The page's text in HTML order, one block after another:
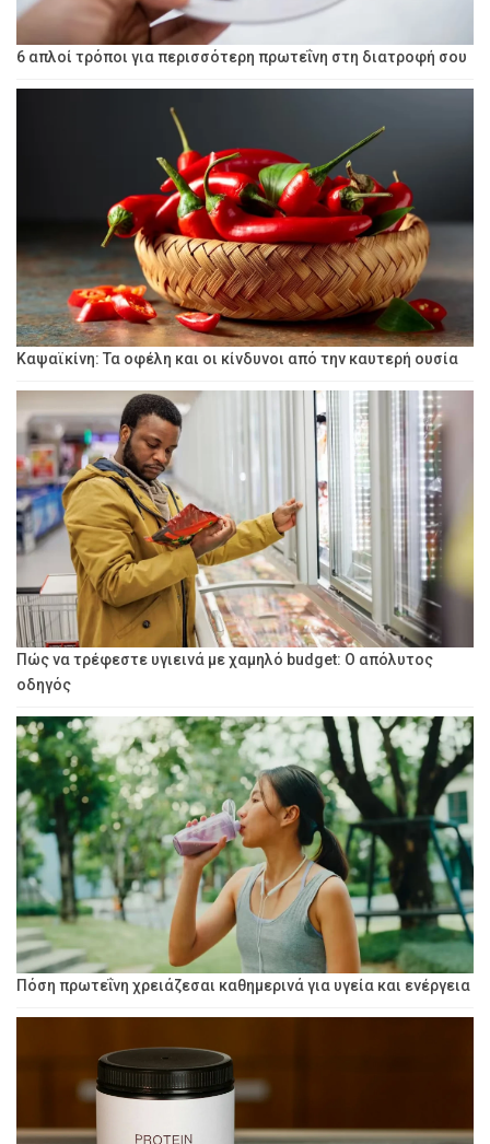
6 απλοί τρόποι για περισσότερη πρωτεΐνη στη διατροφή σου
Καψαϊκίνη: Τα οφέλη και οι κίνδυνοι από την καυτερή ουσία
Πώς να τρέφεστε υγιεινά με χαμηλό budget: Ο απόλυτος
οδηγός
Πόση πρωτεΐνη χρειάζεσαι καθημερινά για υγεία και ενέργεια